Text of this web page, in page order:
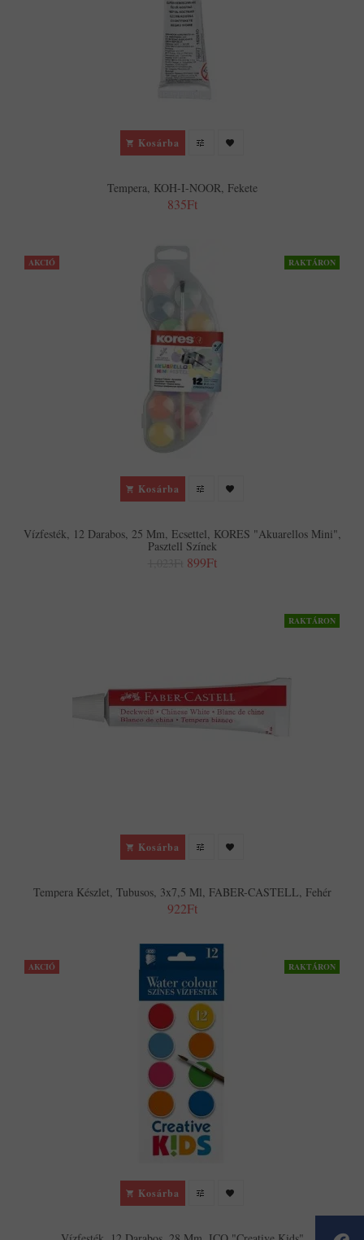
Kosárba
Tempera, KOH-I-NOOR, Fekete
835Ft
AKCIÓ RAKTÁRON
Kosárba
Vízfesték, 12 Darabos, 25 Mm, Ecsettel, KORES "Akuarellos Mini",
Pasztell Színek
899Ft
RAKTÁRON
Kosárba
Tempera Készlet, Tubusos, 3x7,5 Ml, FABER-CASTELL, Fehér
922Ft
AKCIÓ RAKTÁRON
Kosárba